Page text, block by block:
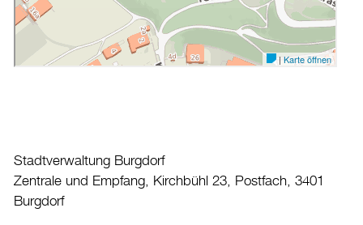
Stadtverwaltung Burgdorf
Zentrale und Empfang, Kirchbühl 23, Postfach, 3401
Burgdorf